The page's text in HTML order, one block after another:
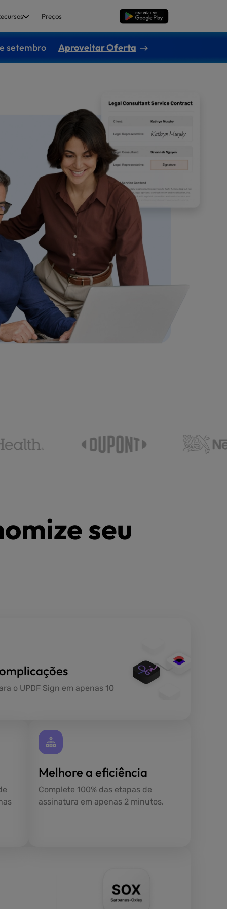
Preços Baixar Grátis
setembro Aproveitar Oferta
seu
o UPDF Sign em apenas 10
Melhore a eficiência
Complete 100% das etapas de
assinatura em apenas 2 minutos.